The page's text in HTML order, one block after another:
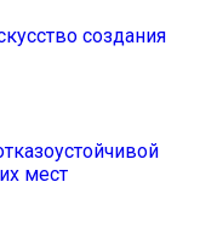
создания
мест